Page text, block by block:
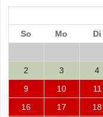
So Mo Di
2
3 4
9
10 11
16
17 18